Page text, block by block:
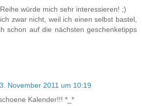
würde mich sehr interessieren! ;)
zwar nicht, weil ich einen selbst bastel,
schon auf die nächsten geschenketipps
November 2011 um 10:19
Kalender!!! *_*